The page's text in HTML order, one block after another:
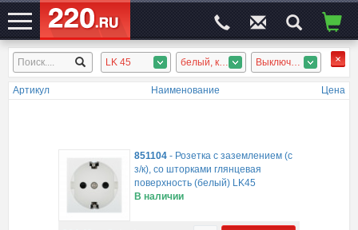
ЭЛЕКТРОСАЙТ№1 LK 45 белый, красный, зелёный Выключатели, Диммеры, Розетки слаботочные, Розетки силовые, заглушки
Артикул Наименование Цена
851104- Розетка с заземлением (с
з/к), со шторками глянцевая
поверхность (белый) LK45
В наличии